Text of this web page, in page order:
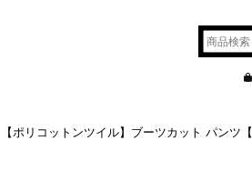
ポリコットンツイル】ブーツカット パンツ【